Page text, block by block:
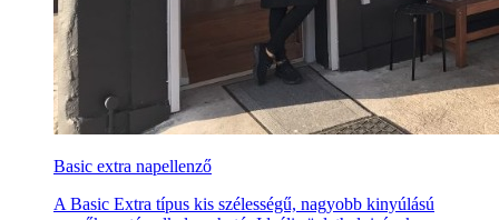
Basic extra napellenző
A Basic Extra típus kis szélességű, nagyobb kinyúlású